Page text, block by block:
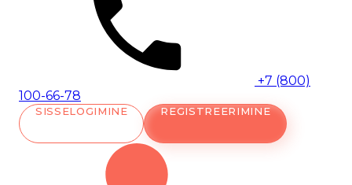
+7 (800)
100-66-78
SISSELOGIMINE REGISTREERIMINE